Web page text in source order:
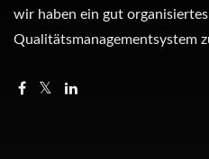
wir haben ein gut organisiertes
Qualitätsmanagementsystem